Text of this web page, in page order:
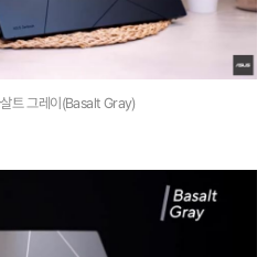
트 그레이(Basalt Gray)